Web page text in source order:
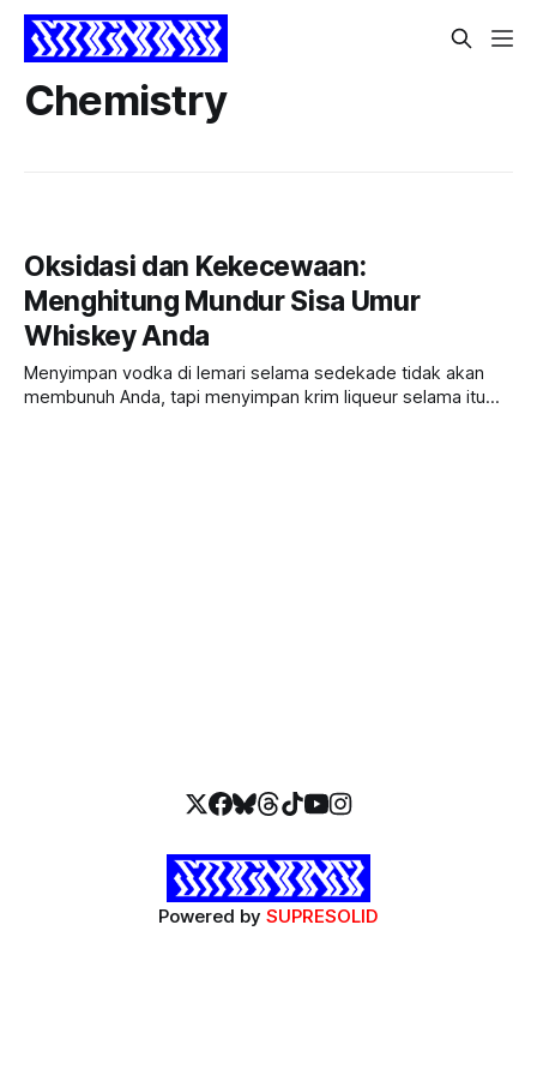
Chemistry
Oksidasi dan Kekecewaan:
Menghitung Mundur Sisa Umur
Whiskey Anda
Menyimpan vodka di lemari selama sedekade tidak akan
membunuh Anda, tapi menyimpan krim liqueur selama itu
Powered by